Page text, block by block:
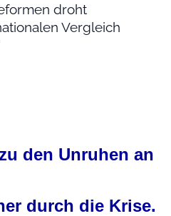
droht
Vergleich
den Unruhen an
durch die Krise.